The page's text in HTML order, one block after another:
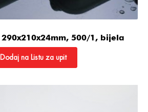
290x210x24mm, 500/1, bijela
Dodaj na Listu za upit